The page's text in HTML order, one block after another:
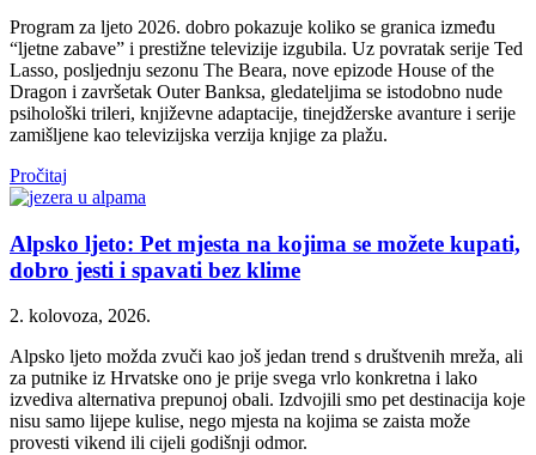
Program za ljeto 2026. dobro pokazuje koliko se granica između
“ljetne zabave” i prestižne televizije izgubila. Uz povratak serije Ted
Lasso, posljednju sezonu The Beara, nove epizode House of the
Dragon i završetak Outer Banksa, gledateljima se istodobno nude
psihološki trileri, književne adaptacije, tinejdžerske avanture i serije
zamišljene kao televizijska verzija knjige za plažu.
Pročitaj
Alpsko ljeto: Pet mjesta na kojima se možete kupati,
dobro jesti i spavati bez klime
2. kolovoza, 2026.
Alpsko ljeto možda zvuči kao još jedan trend s društvenih mreža, ali
za putnike iz Hrvatske ono je prije svega vrlo konkretna i lako
izvediva alternativa prepunoj obali. Izdvojili smo pet destinacija koje
nisu samo lijepe kulise, nego mjesta na kojima se zaista može
provesti vikend ili cijeli godišnji odmor.